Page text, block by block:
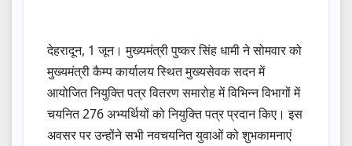
देहरादून, 1 जून। मुख्यमंत्री पुष्कर सिंह धामी ने सोमवार को
मुख्यमंत्री कैम्प कार्यालय स्थित मुख्यसेवक सदन में
आयोजित नियुक्ति पत्र वितरण समारोह में विभिन्न विभागों में
चयनित 276 अभ्यर्थियों को नियुक्ति पत्र प्रदान किए। इस
अवसर पर उन्होंने सभी नवचयनित युवाओं को शुभकामनाएं